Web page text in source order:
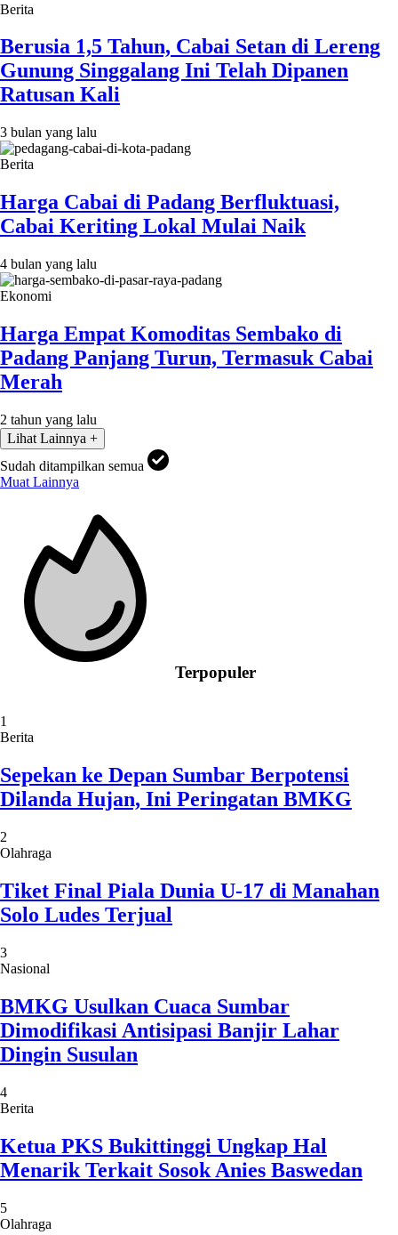
Berita
Berusia 1,5 Tahun, Cabai Setan di Lereng
Gunung Singgalang Ini Telah Dipanen
Ratusan Kali
3 bulan yang lalu
Berita
Harga Cabai di Padang Berfluktuasi,
Cabai Keriting Lokal Mulai Naik
4 bulan yang lalu
Ekonomi
Harga Empat Komoditas Sembako di
Padang Panjang Turun, Termasuk Cabai
Merah
2 tahun yang lalu
Lihat Lainnya +
Sudah ditampilkan semua
Muat Lainnya
Terpopuler
1
Berita
Sepekan ke Depan Sumbar Berpotensi
Dilanda Hujan, Ini Peringatan BMKG
2
Olahraga
Tiket Final Piala Dunia U-17 di Manahan
Solo Ludes Terjual
3
Nasional
BMKG Usulkan Cuaca Sumbar
Dimodifikasi Antisipasi Banjir Lahar
Dingin Susulan
4
Berita
Ketua PKS Bukittinggi Ungkap Hal
Menarik Terkait Sosok Anies Baswedan
5
Olahraga